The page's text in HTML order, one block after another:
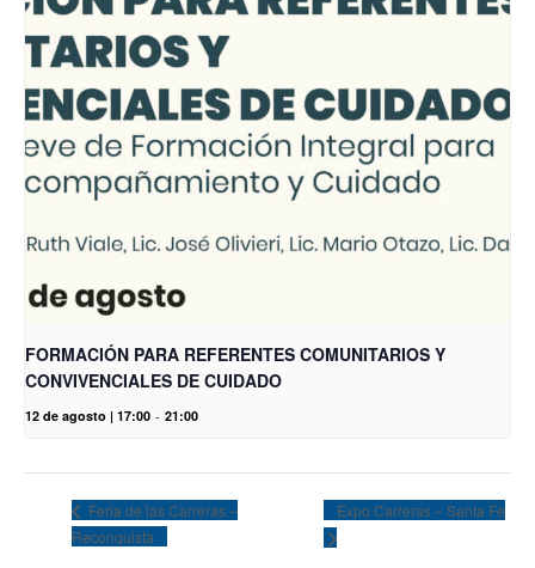
FORMACIÓN PARA REFERENTES COMUNITARIOS Y
CONVIVENCIALES DE CUIDADO
12 de agosto | 17:00 - 21:00
Feria de las Carreras –
Reconquista
Expo Carreras – Santa Fe